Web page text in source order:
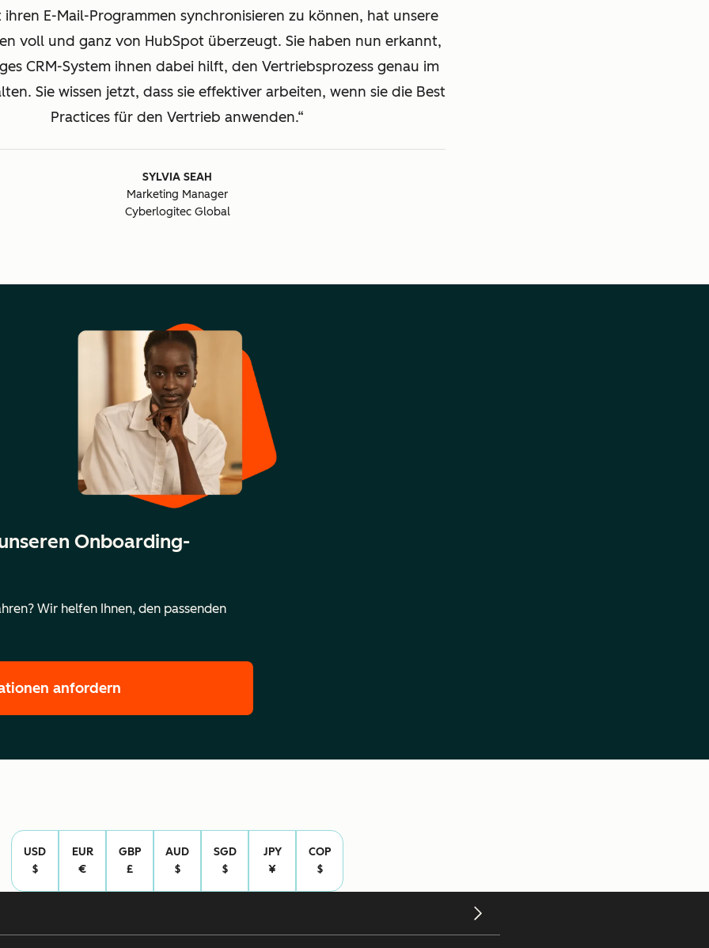
E-Mail-Programmen synchronisieren zu können, hat unsere
voll und ganz von HubSpot überzeugt. Sie haben nun erkannt,
CRM-System ihnen dabei hilft, den Vertriebsprozess genau im
Sie wissen jetzt, dass sie effektiver arbeiten, wenn sie die Best
Practices für den Vertrieb anwenden.
SYLVIA SEAH
Marketing Manager
Cyberlogitec Global
Onboarding-
Wir helfen Ihnen, den passenden
anfordern
USD
$
EUR
€
GBP
£
AUD
$
SGD
$
JPY
¥
COP
$